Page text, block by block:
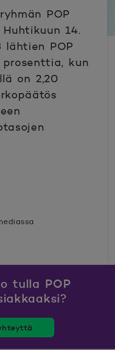
POP
Huhtikuun 14.
lähtien POP
prosenttia, kun
on 2,20
tulla POP